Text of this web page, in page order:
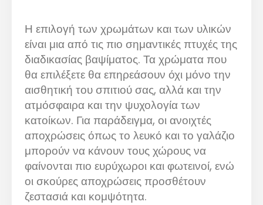
Η επιλογή των χρωμάτων και των υλικών
είναι μια από τις πιο σημαντικές πτυχές της
διαδικασίας βαψίματος. Τα χρώματα που
θα επιλέξετε θα επηρεάσουν όχι μόνο την
αισθητική του σπιτιού σας, αλλά και την
ατμόσφαιρα και την ψυχολογία των
κατοίκων. Για παράδειγμα, οι ανοιχτές
αποχρώσεις όπως το λευκό και το γαλάζιο
μπορούν να κάνουν τους χώρους να
φαίνονται πιο ευρύχωροι και φωτεινοί, ενώ
οι σκούρες αποχρώσεις προσθέτουν
ζεστασιά και κομψότητα.